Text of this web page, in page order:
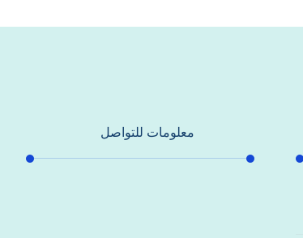
معلومات للتواصل